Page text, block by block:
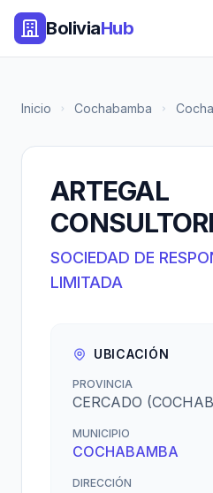
BoliviaHub
Inicio Cochabamba
ARTEGAL
SOCIEDAD DE
LIMITADA
UBICACIÓN
PROVINCIA
CERCADO
MUNICIPIO
COCHABAMBA
DIRECCIÓN